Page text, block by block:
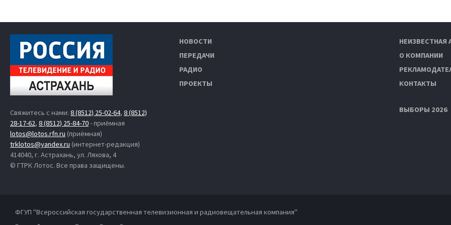
Свяжитесь с нами: 8 (8512) 25-02-64, 8 (8512)
28-17-62, 8 (8512) 25-84-70- приёмная
lotos@lotos.rfn.ru (приёмная)
trklotos@yandex.ru (интернет-редакция)
414040, г. Астрахань, ул. Ляхова, 4
© ГТРК Лотос. Все права защищены.
НОВОСТИ
ПЕРЕДАЧИ
РАДИО
ПРОЕКТЫ
НЕИЗВЕСТНАЯ
О КОМПАНИИ
КОНТАКТЫ
ВЫБОРЫ 2026
ФГУП "Всероссийская государственная телевизионная и радиовещательная компания"